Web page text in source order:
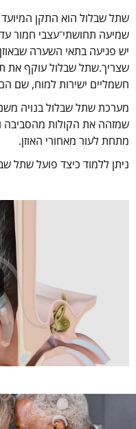
שתל שבלול הוא התקן
שמיעה תחושתי־עצבי חמור
יש פגיעה בתאי השערה
שצריך.שתל שבלול עוקף את
חשמליים ישירות למוח, שם
מערכת שתל שבלול בנויה
שמזהה את הקולות
מתחת לעור מאחורי האוזן.
ניתן ללמוד כיצד פועל שתל